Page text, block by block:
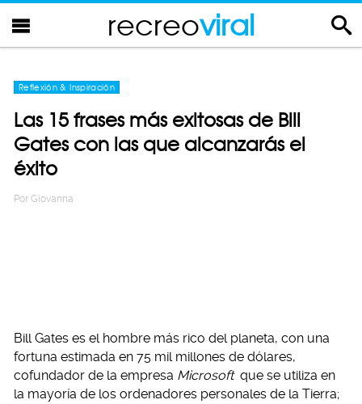
recreoviral
Reflexión & Inspiración
Las 15 frases más exitosas de Bill
Gates con las que alcanzarás el
éxito
Por Giovanna
Bill Gates es el hombre más rico del planeta, con una
fortuna estimada en 75 mil millones de dólares,
cofundador de la empresa Microsoft que se utiliza en
la mayoría de los ordenadores personales de la Tierra;